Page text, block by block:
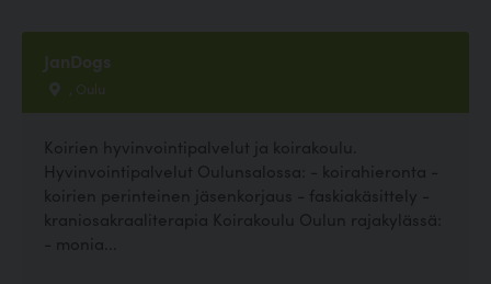
JanDogs
, Oulu
Koirien hyvinvointipalvelut ja koirakoulu.
Hyvinvointipalvelut Oulunsalossa: - koirahieronta -
koirien perinteinen jäsenkorjaus - faskiakäsittely -
kraniosakraaliterapia Koirakoulu Oulun rajakylässä:
- monia...